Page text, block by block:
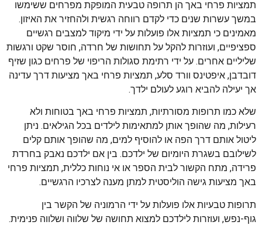
תמציות פרחי באך הן תרופה טבעית המופקת מפרחים ששימשו
במשך עשרות שנים כדי לקדם רווחה רגשית ולהחזיר את האיזון.
מאמינים כי תמציות אלו פועלות על ידי מיקוד למצבים רגשיים
ספציפיים, ועוזרות להקל על תחושות של חרדה, חוסר שקט ורגשות
שליליים אחרים. על ידי רתימת סגולות הריפוי של פרחים כגון שזיף
דובדבן, איפטינס וורד סלע, תמציות פרחי באך מציעות דרך עדינה
אך יעילה להביא רוגע לעולם ילדך.
שלא כמו תרופות מסורתיות, תמציות פרחי באך בטוחות ולא
רעילות, מה שהופך אותן למתאימות לילדים בכל הגילאים. ניתן
ליטול אותם דרך הפה או להוסיף למים, מה שהופך אותם קלים
לשילובם בשגרת היומיום של ילדכם. בין אם ילדכם נאבק בחרדת
פרידה, מתח הקשור לבית הספר או אי נוחות כללית, תמציות פרחי
באך מציעות גישה הוליסטית למתן מענה לצרכיו הרגשיים.
תרופות טבעיות אלו פועלות על ידי הרמוניה של הקשר בין
גוף-נפש, ועוזרות לילדכם למצוא תחושה של שלווה ושלווה פנימית.